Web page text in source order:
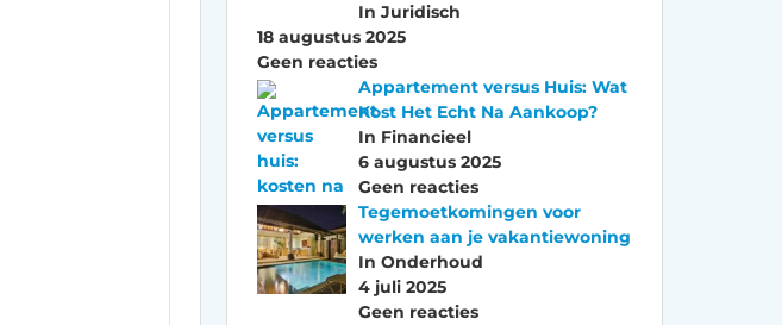
In Juridisch
18 augustus 2025
Geen reacties
Appartement versus Huis: Wat
Kost Het Echt Na Aankoop?
In Financieel
6 augustus 2025
Geen reacties
Tegemoetkomingen voor
werken aan je vakantiewoning
In Onderhoud
4 juli 2025
Geen reacties